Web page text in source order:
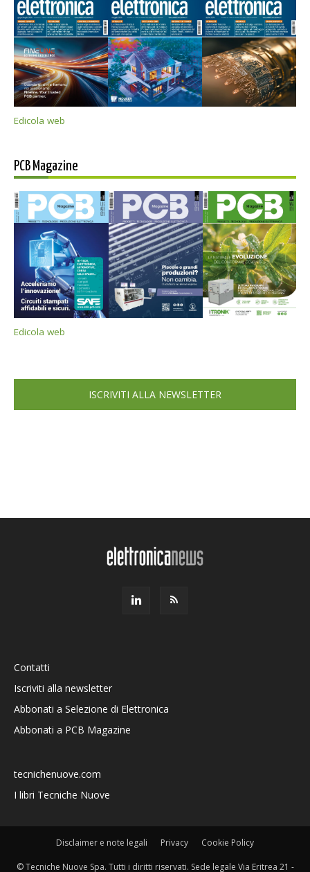
Edicola web
PCB Magazine
Edicola web
ISCRIVITI ALLA NEWSLETTER
Contatti
Iscriviti alla newsletter
Abbonati a Selezione di Elettronica
Abbonati a PCB Magazine
tecnichenuove.com
I libri Tecniche Nuove
Disclaimer e note legali Privacy Cookie Policy
© Tecniche Nuove Spa. Tutti i diritti riservati. Sede legale Via Eritrea 21 -